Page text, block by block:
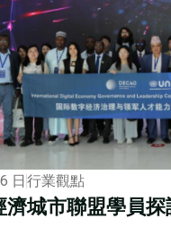
日 行業觀點
濟城市聯盟學員